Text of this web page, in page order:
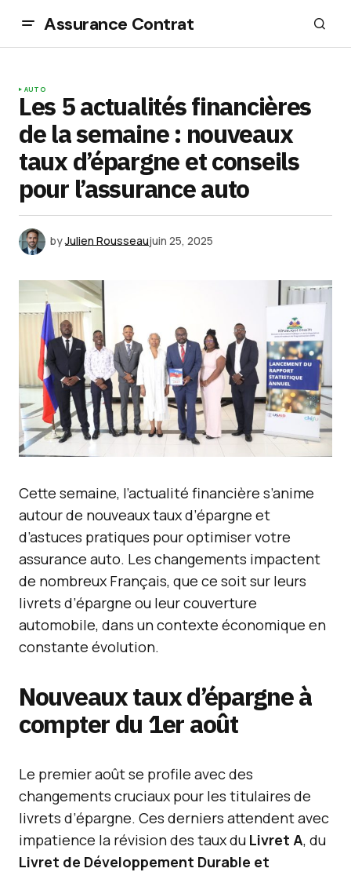
Assurance Contrat
AUTO
Les 5 actualités financières
de la semaine : nouveaux
taux d’épargne et conseils
pour l’assurance auto
byJulien Rousseaujuin 25, 2025
Cette semaine, l’actualité financière s’anime
autour de nouveaux taux d’épargne et
d’astuces pratiques pour optimiser votre
assurance auto. Les changements impactent
de nombreux Français, que ce soit sur leurs
livrets d’épargne ou leur couverture
automobile, dans un contexte économique en
constante évolution.
Nouveaux taux d’épargne à
compter du 1er août
Le premier août se profile avec des
changements cruciaux pour les titulaires de
livrets d’épargne. Ces derniers attendent avec
impatience la révision des taux du Livret A, du
Livret de Développement Durable et